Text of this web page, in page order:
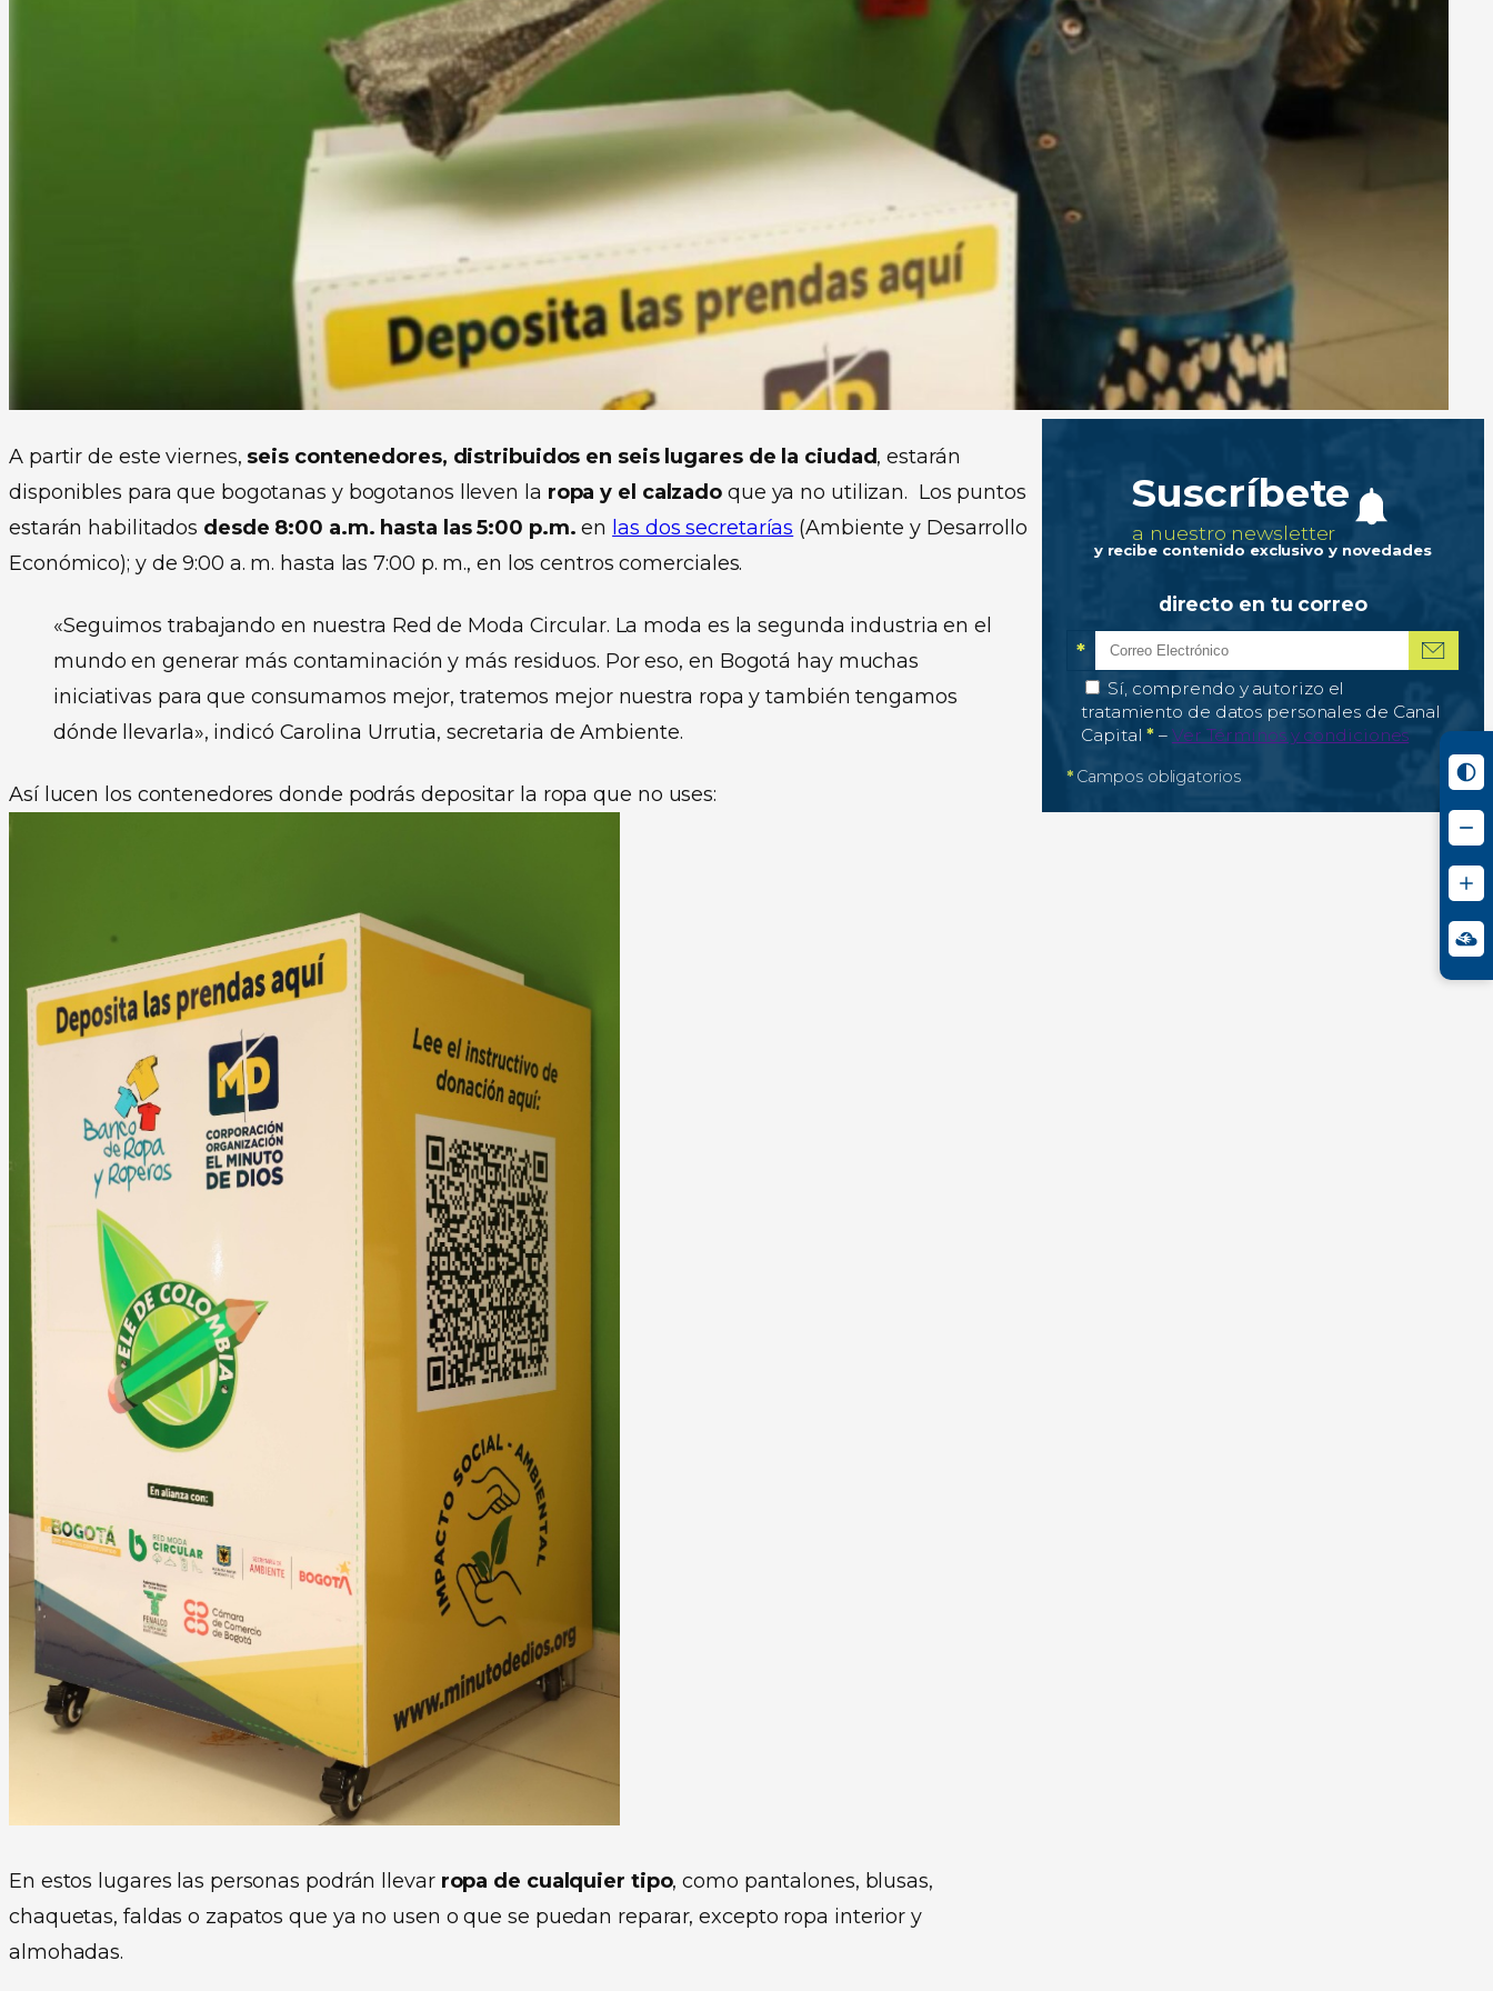
A partir de este viernes, seis contenedores, distribuidos en seis lugares de la ciudad, estarán
disponibles para que bogotanas y bogotanos lleven la ropa y el calzado que ya no utilizan. Los puntos
estarán habilitados desde 8:00 a.m. hasta las 5:00 p.m. en las dos secretarías (Ambiente y Desarrollo
Económico); y de 9:00 a. m. hasta las 7:00 p. m., en los centros comerciales.
«Seguimos trabajando en nuestra Red de Moda Circular. La moda es la segunda industria en el
mundo en generar más contaminación y más residuos. Por eso, en Bogotá hay muchas
iniciativas para que consumamos mejor, tratemos mejor nuestra ropa y también tengamos
dónde llevarla», indicó Carolina Urrutia, secretaria de Ambiente.
Así lucen los contenedores donde podrás depositar la ropa que no uses:
En estos lugares las personas podrán llevarropa de cualquier tipo, como pantalones, blusas,
chaquetas, faldas o zapatos que ya no usen o que se puedan reparar, excepto ropa interior y
almohadas.
Suscríbete
a nuestro newsletter
y recibe contenido exclusivo y novedades
directo en tu correo
Correo electrónico*
*Campo obligatorio
Autorización de tratamiento de datos
Sí, comprendo y autorizo el
tratamiento de datos personales de Canal
Capital* – Campo obligatorio
Ver Términos y condiciones
*Campos obligatorios